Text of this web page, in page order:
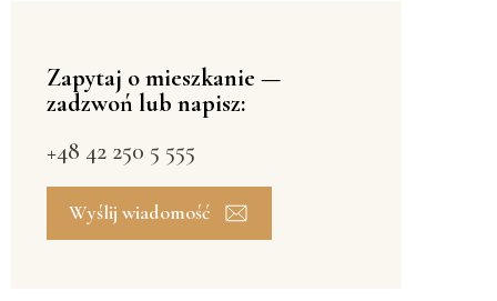
Zapytaj o mieszkanie —
zadzwoń lub napisz:
+48 42 250 5 555
Wyślij wiadomość